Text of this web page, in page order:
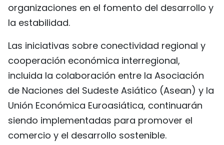
organizaciones en el fomento del desarrollo y
la estabilidad.
Las iniciativas sobre conectividad regional y
cooperación económica interregional,
incluida la colaboración entre la Asociación
de Naciones del Sudeste Asiático (Asean) y la
Unión Económica Euroasiática, continuarán
siendo implementadas para promover el
comercio y el desarrollo sostenible.